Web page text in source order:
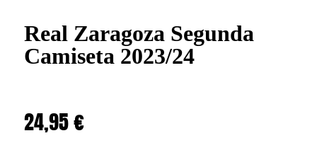
Real Zaragoza Segunda
Camiseta 2023/24
24,95€